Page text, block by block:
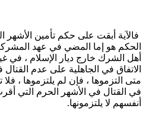
أبقت على حكم تأمين الأشهر
هو إما المضي في عهد المشركين
الشرك خارج ديار الإسلام ، في
في الجاهلية على عدم القتال
التزموها ، فإن لم يلتزموها ، فلا
القتال في الأشهر الحرم التي أقرت
لا يلتزمونها.